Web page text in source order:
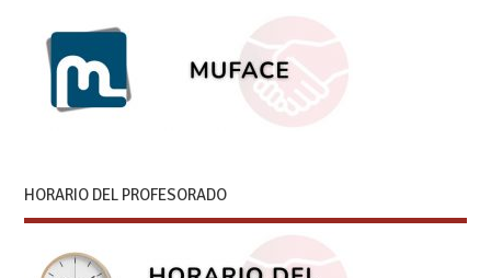
HORARIO DEL PROFESORADO